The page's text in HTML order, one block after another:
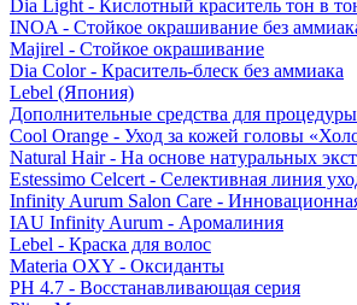
Dia Light - Кислотный краситель тон в
INOA - Стойкое окрашивание без
Majirel - Стойкое окрашивание
Dia Color - Краситель-блеск без аммиака
Lebel (Япония)
Дополнительные средства для
Cool Orange - Уход за кожей головы
Natural Hair - На основе натуральных
Estessimo Celcert - Селективная линия
Infinity Aurum Salon Care -
IAU Infinity Aurum - Аромалиния
Lebel - Краска для волос
Materia OXY - Оксиданты
PH 4.7 - Восстанавливающая серия